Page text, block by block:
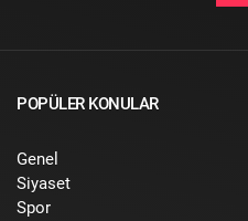
POPÜLER KONULAR
Genel
Siyaset
Spor